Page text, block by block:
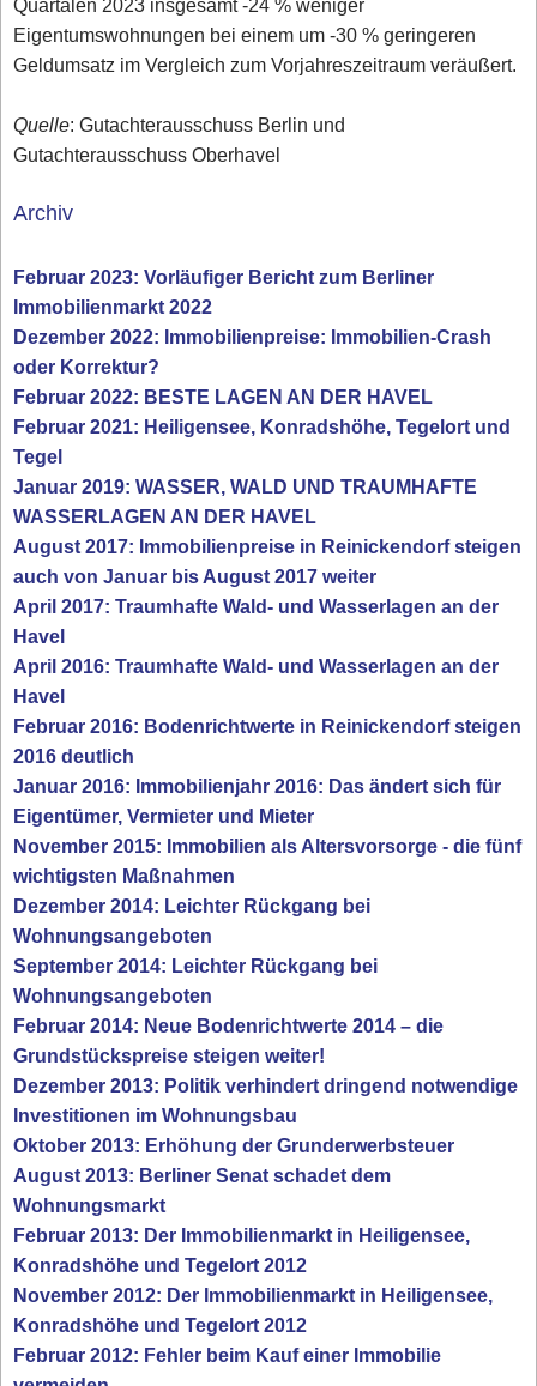
Eigentumswohnungen bei einem um -30 % geringeren
Geldumsatz im Vergleich zum Vorjahreszeitraum veräußert.
Quelle: Gutachterausschuss Berlin und
Gutachterausschuss Oberhavel
Archiv
Februar 2023: Vorläufiger Bericht zum Berliner
Immobilienmarkt 2022
Dezember 2022: Immobilienpreise: Immobilien-Crash
oder Korrektur?
Februar 2022: BESTE LAGEN AN DER HAVEL
Februar 2021: Heiligensee, Konradshöhe, Tegelort und
Tegel
Januar 2019: WASSER, WALD UND TRAUMHAFTE
WASSERLAGEN AN DER HAVEL
August 2017: Immobilienpreise in Reinickendorf steigen
auch von Januar bis August 2017 weiter
April 2017: Traumhafte Wald- und Wasserlagen an der
Havel
April 2016: Traumhafte Wald- und Wasserlagen an der
Havel
Februar 2016: Bodenrichtwerte in Reinickendorf steigen
2016 deutlich
Januar 2016: Immobilienjahr 2016: Das ändert sich für
Eigentümer, Vermieter und Mieter
November 2015: Immobilien als Altersvorsorge - die fünf
wichtigsten Maßnahmen
Dezember 2014: Leichter Rückgang bei
Wohnungsangeboten
September 2014: Leichter Rückgang bei
Wohnungsangeboten
Februar 2014: Neue Bodenrichtwerte 2014 – die
Grundstückspreise steigen weiter!
Dezember 2013: Politik verhindert dringend notwendige
Investitionen im Wohnungsbau
Oktober 2013: Erhöhung der Grunderwerbsteuer
August 2013: Berliner Senat schadet dem
Wohnungsmarkt
Februar 2013: Der Immobilienmarkt in Heiligensee,
Konradshöhe und Tegelort 2012
November 2012: Der Immobilienmarkt in Heiligensee,
Konradshöhe und Tegelort 2012
Februar 2012: Fehler beim Kauf einer Immobilie